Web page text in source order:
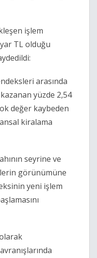
işlem
TL olduğu
arasında
yüzde 2,54
değer kaybeden
kiralama
seyrine ve
görünümüne
yeni işlem